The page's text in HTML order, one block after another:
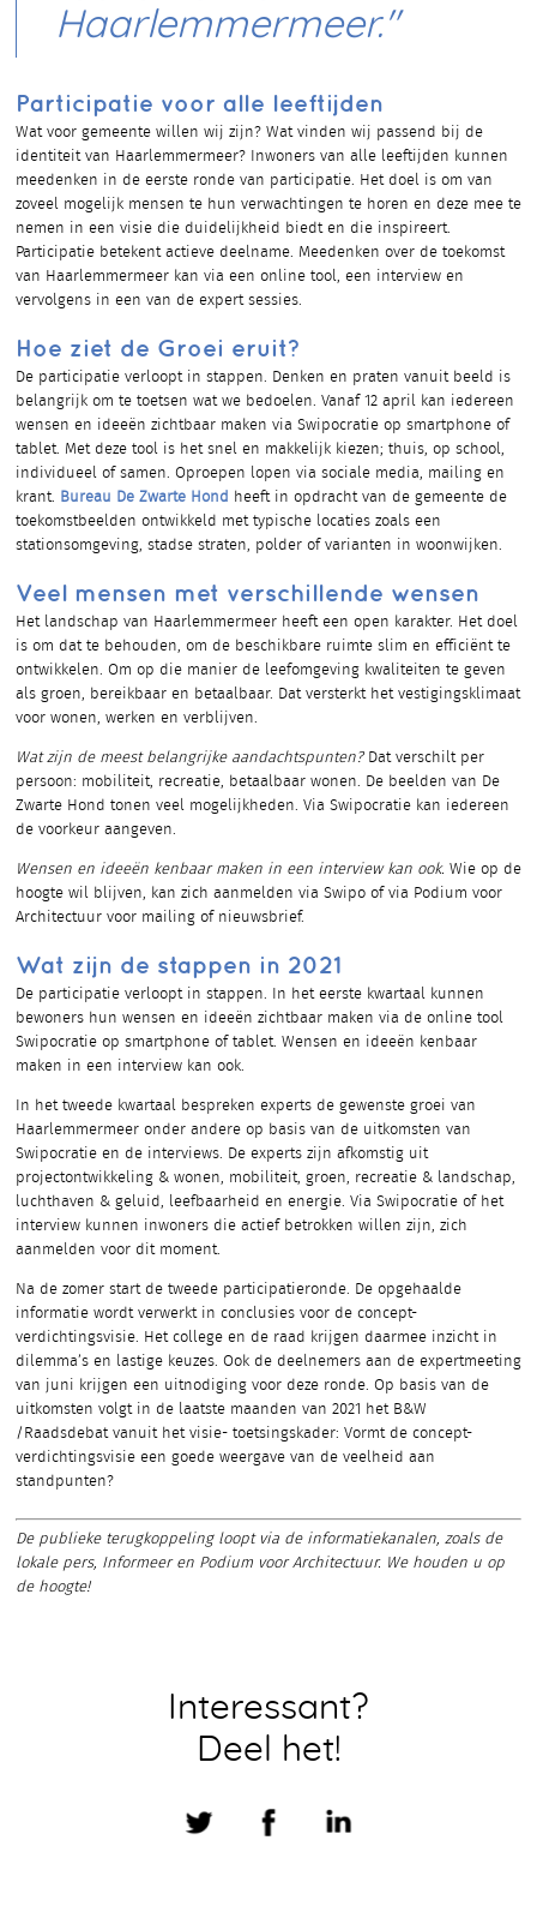
Haarlemmermeer."
Participatie voor alle leeftijden
Wat voor gemeente willen wij zijn? Wat vinden wij passend bij de
identiteit van Haarlemmermeer? Inwoners van alle leeftijden kunnen
meedenken in de eerste ronde van participatie. Het doel is om van
zoveel mogelijk mensen te hun verwachtingen te horen en deze mee te
nemen in een visie die duidelijkheid biedt en die inspireert.
Participatie betekent actieve deelname. Meedenken over de toekomst
van Haarlemmermeer kan via een online tool, een interview en
vervolgens in een van de expert sessies.
Hoe ziet de Groei eruit?
De participatie verloopt in stappen. Denken en praten vanuit beeld is
belangrijk om te toetsen wat we bedoelen. Vanaf 12 april kan iedereen
wensen en ideeën zichtbaar maken via Swipocratie op smartphone of
tablet. Met deze tool is het snel en makkelijk kiezen; thuis, op school,
individueel of samen. Oproepen lopen via sociale media, mailing en
krant. Bureau De Zwarte Hond
heeft in opdracht van de gemeente de
toekomstbeelden ontwikkeld met typische locaties zoals een
stationsomgeving, stadse straten, polder of varianten in woonwijken.
Veel mensen met verschillende wensen
Het landschap van Haarlemmermeer heeft een open karakter. Het doel
is om dat te behouden, om de beschikbare ruimte slim en efficiënt te
ontwikkelen. Om op die manier de leefomgeving kwaliteiten te geven
als groen, bereikbaar en betaalbaar. Dat versterkt het vestigingsklimaat
voor wonen, werken en verblijven.
Wat zijn de meest belangrijke aandachtspunten?Dat verschilt per
persoon: mobiliteit, recreatie, betaalbaar wonen. De beelden van De
Zwarte Hond tonen veel mogelijkheden. Via Swipocratie kan iedereen
de voorkeur aangeven.
Wensen en ideeën kenbaar maken in een interview kan ook. Wie op de
hoogte wil blijven, kan zich aanmelden via Swipo of via Podium voor
Architectuur voor mailing of nieuwsbrief.
Wat zijn de stappen in 2021
De participatie verloopt in stappen. In het eerste kwartaal kunnen
bewoners hun wensen en ideeën zichtbaar maken via de online tool
Swipocratie op smartphone of tablet. Wensen en ideeën kenbaar
maken in een interview kan ook.
In het tweede kwartaal bespreken experts de gewenste groei van
Haarlemmermeer onder andere op basis van de uitkomsten van
Swipocratie en de interviews. De experts zijn afkomstig uit
projectontwikkeling & wonen, mobiliteit, groen, recreatie & landschap,
luchthaven & geluid, leefbaarheid en energie. Via Swipocratie of het
interview kunnen inwoners die actief betrokken willen zijn, zich
aanmelden voor dit moment.
Na de zomer start de tweede participatieronde. De opgehaalde
informatie wordt verwerkt in conclusies voor de concept-
verdichtingsvisie. Het college en de raad krijgen daarmee inzicht in
dilemma’s en lastige keuzes. Ook de deelnemers aan de expertmeeting
van juni krijgen een uitnodiging voor deze ronde. Op basis van de
uitkomsten volgt in de laatste maanden van 2021 het B&W
/Raadsdebat vanuit het visie- toetsingskader: Vormt de concept-
verdichtingsvisie een goede weergave van de veelheid aan
standpunten?
De publieke terugkoppeling loopt via de informatiekanalen, zoals de
lokale pers, Informeer en Podium voor Architectuur. We houden u op
de hoogte!
Interessant?
Deel het!